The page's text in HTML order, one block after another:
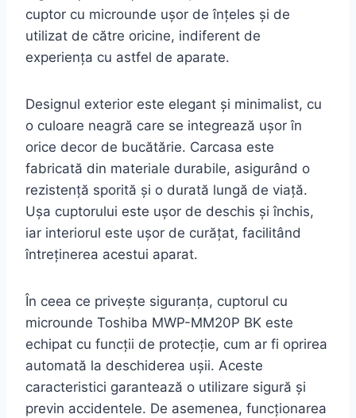
cuptor cu microunde ușor de înțeles și de
utilizat de către oricine, indiferent de
experiența cu astfel de aparate.
Designul exterior este elegant și minimalist, cu
o culoare neagră care se integrează ușor în
orice decor de bucătărie. Carcasa este
fabricată din materiale durabile, asigurând o
rezistență sporită și o durată lungă de viață.
Ușa cuptorului este ușor de deschis și închis,
iar interiorul este ușor de curățat, facilitând
întreținerea acestui aparat.
În ceea ce privește siguranța, cuptorul cu
microunde Toshiba MWP-MM20P BK este
echipat cu funcții de protecție, cum ar fi oprirea
automată la deschiderea ușii. Aceste
caracteristici garantează o utilizare sigură și
previn accidentele. De asemenea, funcționarea